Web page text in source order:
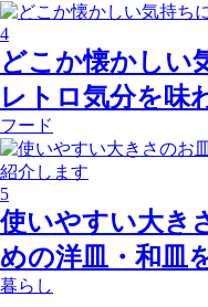
4
どこか懐かしい
レトロ気分を味
フード
5
使いやすい大き
めの洋皿・和皿
暮らし